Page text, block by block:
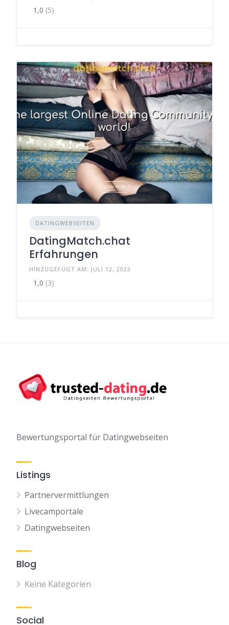
1,0 (5)
DATINGWEBSEITEN
DatingMatch.chat
Erfahrungen
HINZUGEFÜGT AM: JULI 12, 2023
1,0 (3)
Bewertungsportal für Datingwebseiten
Listings
Partnervermittlungen
Livecamportale
Datingwebseiten
Blog
Keine Kategorien
Social